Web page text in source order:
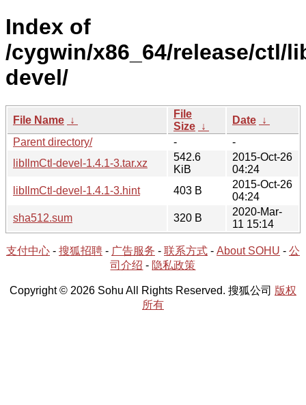
Index of
/cygwin/x86_64/release/ctl/
devel/
File Name ↓
File
Size ↓
Date ↓
Parent directory/
-
-
libIlmCtl-devel-1.4.1-3.tar.xz
542.6
KiB
2015-Oct-26
04:24
libIlmCtl-devel-1.4.1-3.hint
403 B
2015-Oct-26
04:24
sha512.sum
320 B
2020-Mar-
11 15:14
支付中心 - 搜狐招聘 - 广告服务 - 联系方式 - About SOHU - 公
司介绍 - 隐私政策
Copyright © 2026 Sohu All Rights Reserved. 搜狐公司 版权
所有